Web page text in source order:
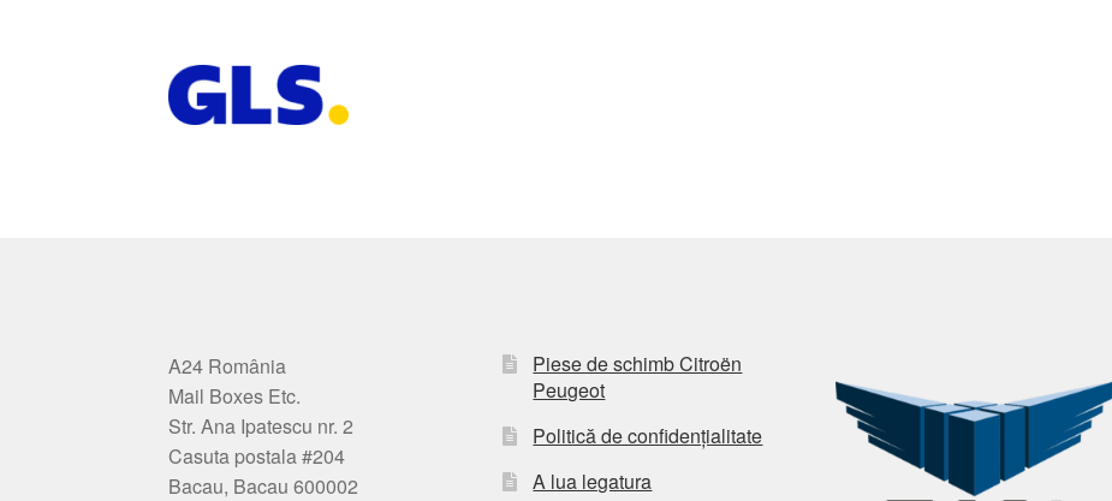
A24 România
Mail Boxes Etc.
Str. Ana Ipatescu nr. 2
Casuta postala #204
Bacau, Bacau 600002
Piese de schimb Citroën
Peugeot
Politică de confidențialitate
A lua legatura